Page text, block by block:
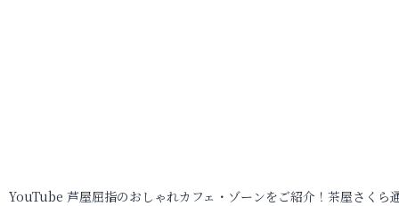
YouTube 芦屋屈指のおしゃれカフェ・ゾーンをご紹介！茶屋さくら